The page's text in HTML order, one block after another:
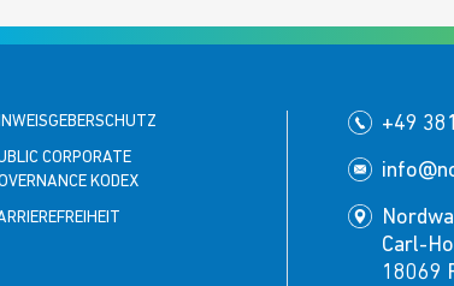
CORPORATE
KODEX
+49
Carl-
18069